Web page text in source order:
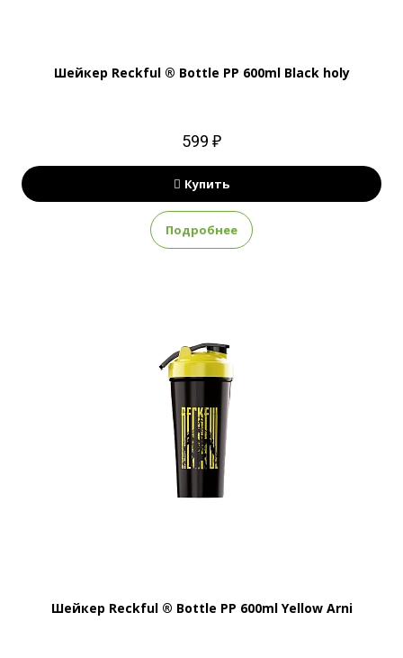
Шейкер Reckful ® Bottle PP 600ml Black holy
599 ₽
Купить
Подробнее
Шейкер Reckful ® Bottle PP 600ml Yellow Arni